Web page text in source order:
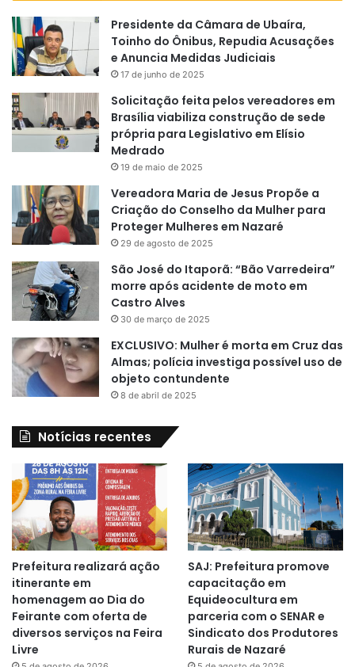
Presidente da Câmara de Ubaíra,
Toinho do Ônibus, Repudia Acusações
e Anuncia Medidas Judiciais
17 de junho de 2025
Solicitação feita pelos vereadores em
Brasília viabiliza construção de sede
própria para Legislativo em Elísio
Medrado
19 de maio de 2025
Vereadora Maria de Jesus Propõe a
Criação do Conselho da Mulher para
Proteger Mulheres em Nazaré
29 de agosto de 2025
São José do Itaporã: “Bão Varredeira”
morre após acidente de moto em
Castro Alves
30 de março de 2025
EXCLUSIVO: Mulher é morta em Cruz das
Almas; polícia investiga possível uso de
objeto contundente
8 de abril de 2025
Notícias recentes
Prefeitura realizará ação
itinerante em
homenagem ao Dia do
Feirante com oferta de
diversos serviços na Feira
Livre
SAJ: Prefeitura promove
capacitação em
Equideocultura em
parceria com o SENAR e
Sindicato dos Produtores
Rurais de Nazaré